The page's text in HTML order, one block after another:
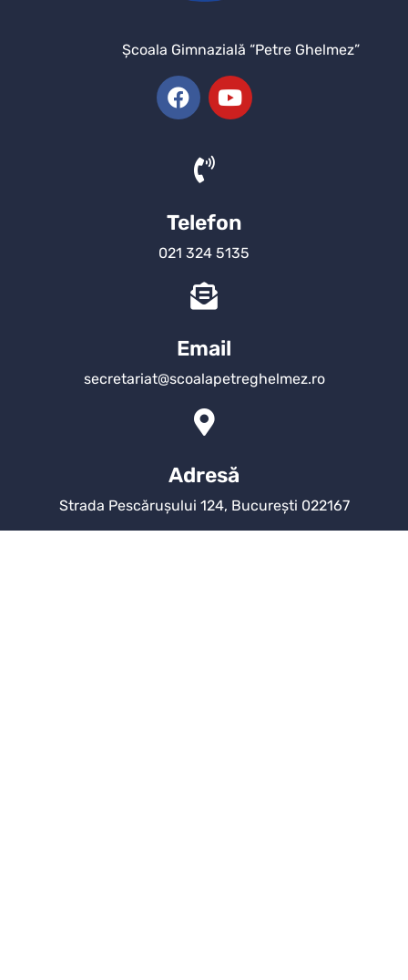
Şcoala Gimnazială “Petre Ghelmez”
Telefon
021 324 5135
Email
secretariat@scoalapetreghelmez.ro
Adresă
Strada Pescărușului 124, București 022167